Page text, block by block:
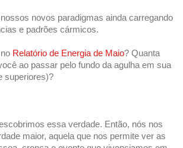
novos paradigmas ainda carregando
e padrões cármicos.
Relatório de Energia de Maio? Quanta
ao passar pelo fundo da agulha em sua
superiores)?
essa verdade. Então, nós nos
maior, aquela que nos permite ver as